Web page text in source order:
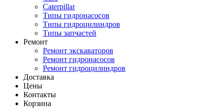
Caterpillar
Типы гидронасосов
Типы гидроцилиндров
Типы запчастей
Ремонт
Ремонт экскаваторов
Ремонт гидронасосов
Ремонт гидроцилиндров
Доставка
Цены
Контакты
Корзина